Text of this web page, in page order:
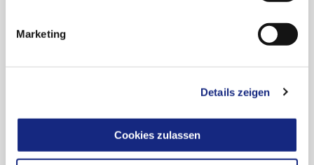
Marketing
Details zeigen
Cookies zulassen
Nutzenbewertung, Dossier des Herstellers)